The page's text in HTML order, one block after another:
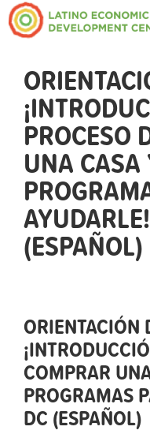
PROCESO
UNA CASA
(ESPAÑOL)
ORIENTACIÓN
COMPRAR
PROGRAMAS
DC (ESPAÑOL)